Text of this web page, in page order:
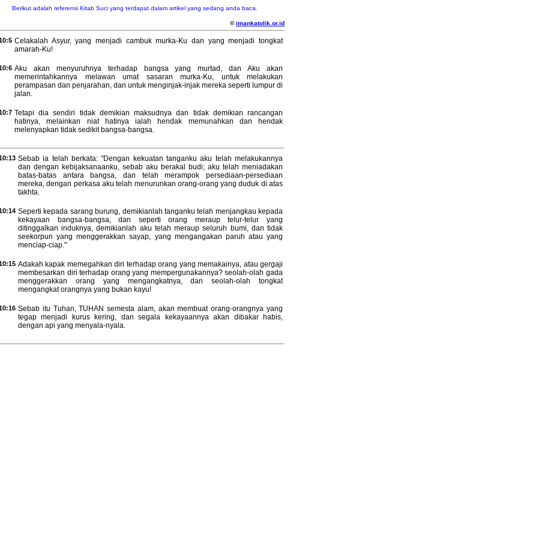
Berikut adalah referensi Kitab Suci yang terdapat dalam artikel yang sedang anda baca.
©imankatolik.or.id
Celakalah Asyur, yang menjadi cambuk murka-Ku dan yang menjadi tongkat
amarah-Ku!
Aku akan menyuruhnya terhadap bangsa yang murtad, dan Aku akan
memerintahkannya melawan umat sasaran murka-Ku, untuk melakukan
perampasan dan penjarahan, dan untuk menginjak-injak mereka seperti lumpur di
jalan.
Tetapi dia sendiri tidak demikian maksudnya dan tidak demikian rancangan
hatinya, melainkan niat hatinya ialah hendak memunahkan dan hendak
melenyapkan tidak sedikit bangsa-bangsa.
Sebab ia telah berkata: "Dengan kekuatan tanganku aku telah melakukannya
dan dengan kebijaksanaanku, sebab aku berakal budi; aku telah meniadakan
batas-batas antara bangsa, dan telah merampok persediaan-persediaan
mereka, dengan perkasa aku telah menurunkan orang-orang yang duduk di atas
takhta.
Seperti kepada sarang burung, demikianlah tanganku telah menjangkau kepada
kekayaan bangsa-bangsa, dan seperti orang meraup telur-telur yang
ditinggalkan induknya, demikianlah aku telah meraup seluruh bumi, dan tidak
seekorpun yang menggerakkan sayap, yang mengangakan paruh atau yang
menciap-ciap."
Adakah kapak memegahkan diri terhadap orang yang memakainya, atau gergaji
membesarkan diri terhadap orang yang mempergunakannya? seolah-olah gada
menggerakkan orang yang mengangkatnya, dan seolah-olah tongkat
mengangkat orangnya yang bukan kayu!
Sebab itu Tuhan, TUHAN semesta alam, akan membuat orang-orangnya yang
tegap menjadi kurus kering, dan segala kekayaannya akan dibakar habis,
dengan api yang menyala-nyala.